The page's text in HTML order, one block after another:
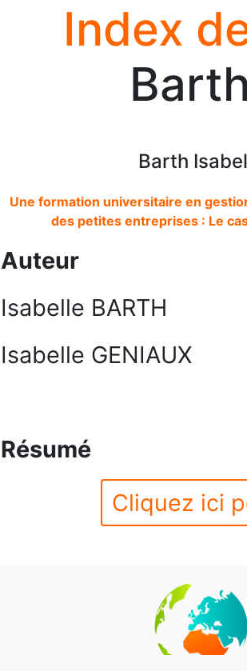
Index
Barth
Une formation universitaire en
des petites entreprises : Le
Auteur
Isabelle BARTH
Isabelle GENIAUX
Résumé
Cliquez ici